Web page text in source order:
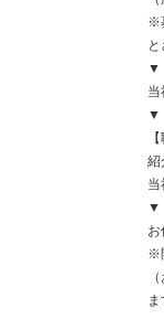
※
▼
▼
紹
当
▼
お
※
ま